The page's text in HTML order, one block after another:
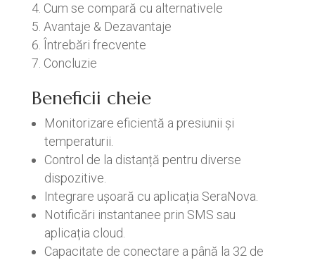
Cum se compară cu alternativele
Avantaje & Dezavantaje
Întrebări frecvente
Concluzie
Beneficii cheie
Monitorizare eficientă a presiunii și
temperaturii.
Control de la distanță pentru diverse
dispozitive.
Integrare ușoară cu aplicația SeraNova.
Notificări instantanee prin SMS sau
aplicația cloud.
Capacitate de conectare a până la 32 de